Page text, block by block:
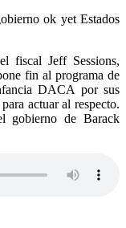
ok yet Estados
fiscal Jeff Sessions,
fin al programa de
DACA por sus
actuar al respecto.
gobierno de Barack